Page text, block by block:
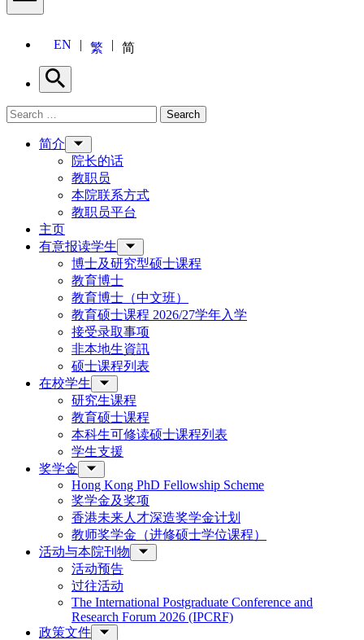
EN 繁 简
Search
Search for: Search
简介
院长的话
教职员
本院联系方式
教职员平台
主页
有意报读学生
博士及研究型硕士课程
教育博士
教育博士（中文班）
教育硕士课程 2026/27学年入学
接受录取事项
非本地生資訊
硕士课程列表
在校学生
研究生课程
教育硕士课程
本科生可修读硕士课程列表
学生支援
奖学金
Hong Kong PhD Fellowship Scheme
奖学金及奖项
香港未来人才深造奖学金计划
教师奖学金（进修硕士学位课程）
活动与本院刊物
活动预告
过往活动
The International Postgraduate Conference and
Research Forum 2026 (IPCRF)
政策文件